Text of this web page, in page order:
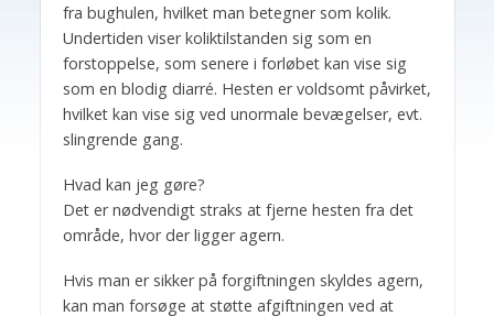
fra bughulen, hvilket man betegner som kolik.
Undertiden viser koliktilstanden sig som en
forstoppelse, som senere i forløbet kan vise sig
som en blodig diarré. Hesten er voldsomt påvirket,
hvilket kan vise sig ved unormale bevægelser, evt.
slingrende gang.
Hvad kan jeg gøre?
Det er nødvendigt straks at fjerne hesten fra det
område, hvor der ligger agern.
Hvis man er sikker på forgiftningen skyldes agern,
kan man forsøge at støtte afgiftningen ved at